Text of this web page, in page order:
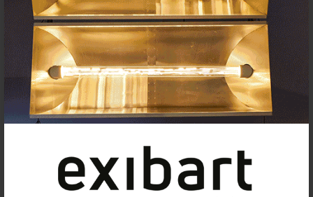
Exposiciones y eventos
Eventos de hoy
En curso y futuros
Incluir eventos web